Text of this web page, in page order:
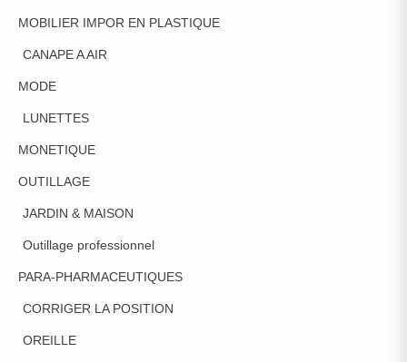
MOBILIER IMPOR EN PLASTIQUE
CANAPE A AIR
MODE
LUNETTES
MONETIQUE
OUTILLAGE
JARDIN & MAISON
Outillage professionnel
PARA-PHARMACEUTIQUES
CORRIGER LA POSITION
OREILLE